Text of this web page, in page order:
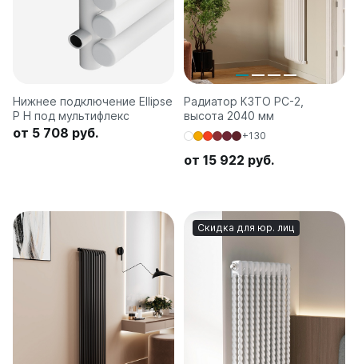
Нижнее подключение Ellipse
P H под мультифлекс
от 5 708 руб.
Радиатор КЗТО РС-2,
высота 2040 мм
+130
от 15 922 руб.
Скидка для юр. лиц